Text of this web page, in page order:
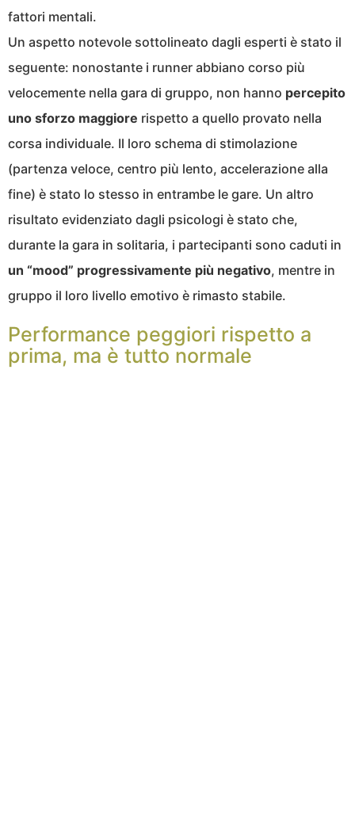
fattori mentali.
Un aspetto notevole sottolineato dagli esperti è stato il
seguente: nonostante i runner abbiano corso più
velocemente nella gara di gruppo, non hanno percepito
uno sforzo maggiore rispetto a quello provato nella
corsa individuale. Il loro schema di stimolazione
(partenza veloce, centro più lento, accelerazione alla
fine) è stato lo stesso in entrambe le gare. Un altro
risultato evidenziato dagli psicologi è stato che,
durante la gara in solitaria, i partecipanti sono caduti in
un “mood” progressivamente più negativo, mentre in
gruppo il loro livello emotivo è rimasto stabile.
Performance peggiori rispetto a
prima, ma è tutto normale